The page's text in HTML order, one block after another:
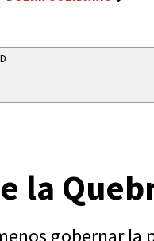
la
gobernar la